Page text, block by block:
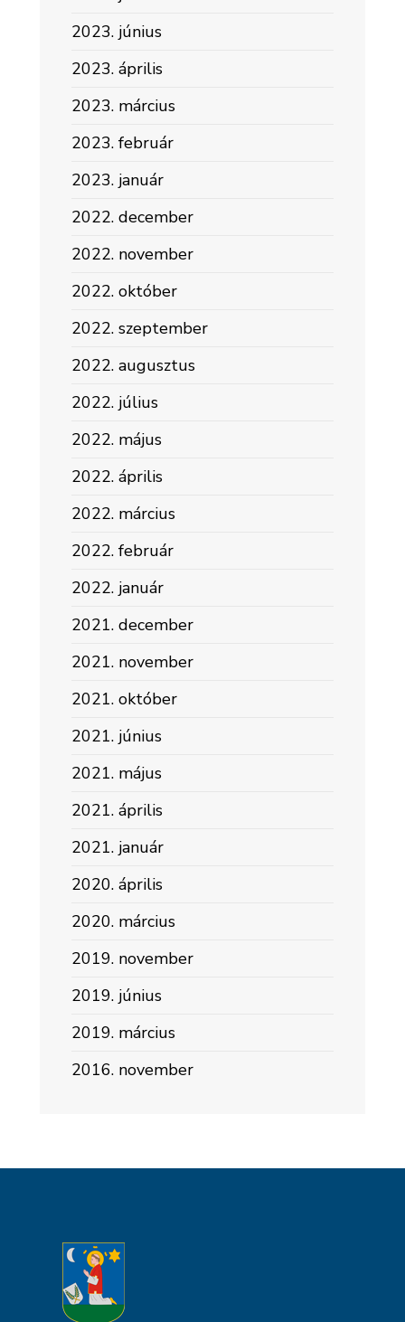
2023. június
2023. április
2023. március
2023. február
2023. január
2022. december
2022. november
2022. október
2022. szeptember
2022. augusztus
2022. július
2022. május
2022. április
2022. március
2022. február
2022. január
2021. december
2021. november
2021. október
2021. június
2021. május
2021. április
2021. január
2020. április
2020. március
2019. november
2019. június
2019. március
2016. november